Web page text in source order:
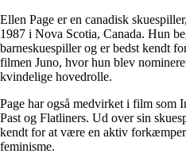
Ellen Page er en canadisk
1987 i Nova Scotia, Canada. Hun
barneskuespiller og er bedst kendt
filmen Juno, hvor hun blev
kvindelige hovedrolle.
Page har også medvirket i film som
Past og Flatliners. Ud over sin
kendt for at være en aktiv
feminisme.